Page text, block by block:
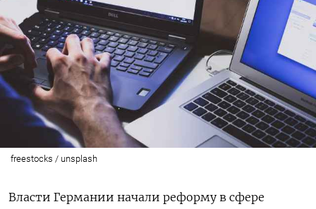
freestocks / unsplash
Власти Германии начали реформу в сфере